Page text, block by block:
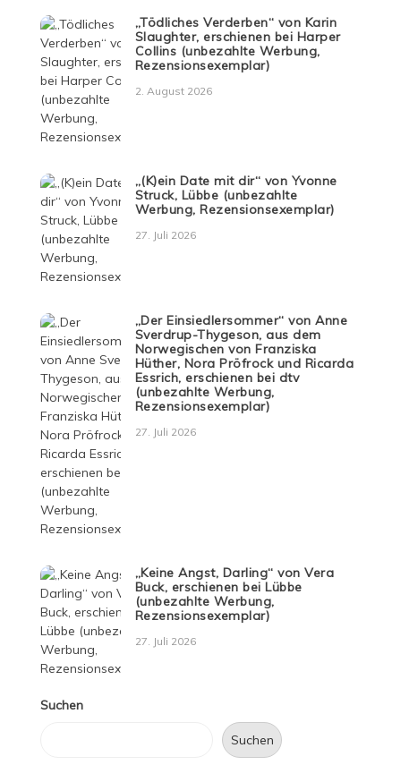
„Tödliches Verderben“ von Karin
Slaughter, erschienen bei Harper
Collins (unbezahlte Werbung,
Rezensionsexemplar)
2. August 2026
„(K)ein Date mit dir“ von Yvonne
Struck, Lübbe (unbezahlte
Werbung, Rezensionsexemplar)
27. Juli 2026
„Der Einsiedlersommer“ von Anne
Sverdrup-Thygeson, aus dem
Norwegischen von Franziska
Hüther, Nora Pröfrock und Ricarda
Essrich, erschienen bei dtv
(unbezahlte Werbung,
Rezensionsexemplar)
27. Juli 2026
„Keine Angst, Darling“ von Vera
Buck, erschienen bei Lübbe
(unbezahlte Werbung,
Rezensionsexemplar)
27. Juli 2026
Suchen
Suchen